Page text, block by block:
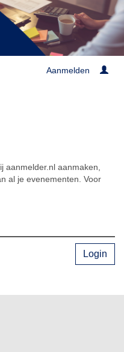
Aanmelden
aanmelder.nl aanmaken,
al je evenementen. Voor
Login